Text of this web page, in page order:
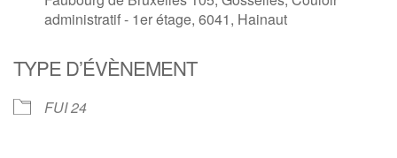
administratif - 1er étage, 6041, Hainaut
TYPE D’ÉVÈNEMENT
FUI 24